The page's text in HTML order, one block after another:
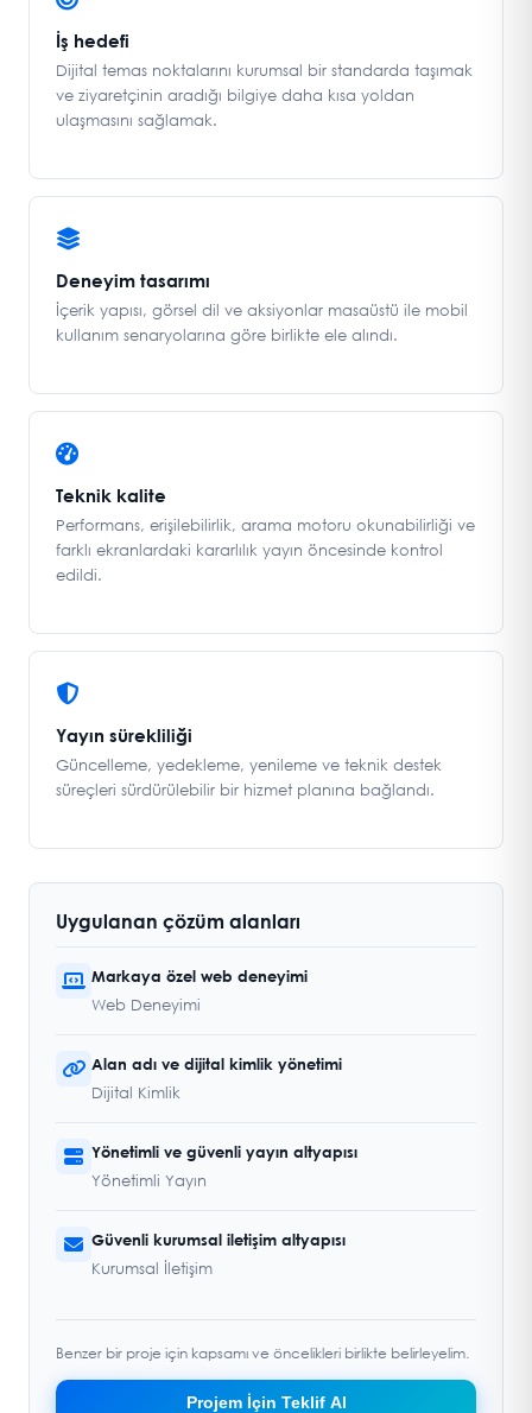
İş hedefi
Dijital temas noktalarını kurumsal bir standarda taşımak
ve ziyaretçinin aradığı bilgiye daha kısa yoldan
ulaşmasını sağlamak.
Deneyim tasarımı
İçerik yapısı, görsel dil ve aksiyonlar masaüstü ile mobil
kullanım senaryolarına göre birlikte ele alındı.
Teknik kalite
Performans, erişilebilirlik, arama motoru okunabilirliği ve
farklı ekranlardaki kararlılık yayın öncesinde kontrol
edildi.
Yayın sürekliliği
Güncelleme, yedekleme, yenileme ve teknik destek
süreçleri sürdürülebilir bir hizmet planına bağlandı.
Uygulanan çözüm alanları
Markaya özel web deneyimi
Web Deneyimi
Alan adı ve dijital kimlik yönetimi
Dijital Kimlik
Yönetimli ve güvenli yayın altyapısı
Yönetimli Yayın
Güvenli kurumsal iletişim altyapısı
Kurumsal İletişim
Benzer bir proje için kapsamı ve öncelikleri birlikte belirleyelim.
Projem İçin Teklif Al